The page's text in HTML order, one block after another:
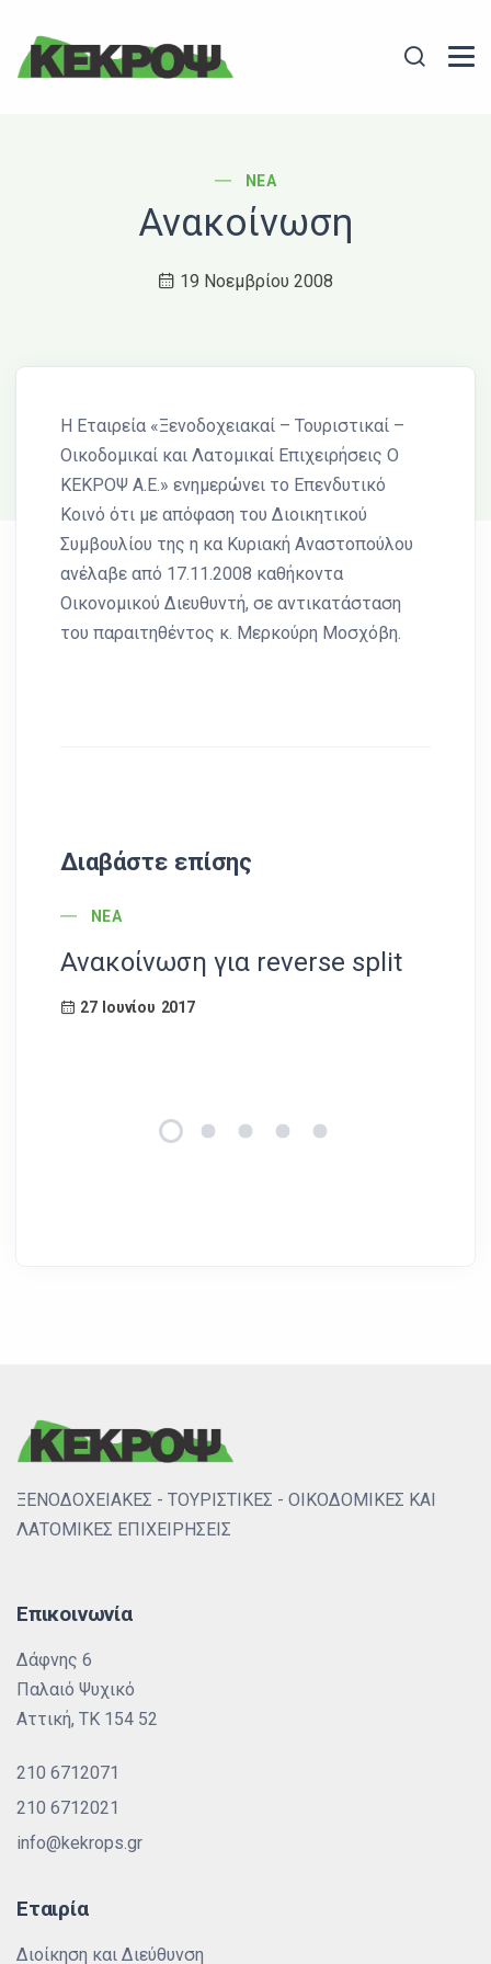
Header Logo Search
POST CATEGORY
ΝΈΑ
Ανακοίνωση
19 Νοεμβρίου 2008
Η Εταιρεία «Ξενοδοχειακαί – Τουριστικαί –
Οικοδομικαί και Λατομικαί Επιχειρήσεις Ο
ΚΕΚΡΟΨ Α.Ε.» ενημερώνει το Επενδυτικό
Κοινό ότι με απόφαση του Διοικητικού
Συμβουλίου της η κα Κυριακή Αναστοπούλου
ανέλαβε από 17.11.2008 καθήκοντα
Οικονομικού Διευθυντή, σε αντικατάσταση
του παραιτηθέντος κ. Μερκούρη Μοσχόβη.
Διαβάστε επίσης
POST CATEGORY
ΝΈΑ
Ανακοίνωση για reverse split
27 Ιουνίου 2017
ΞΕΝΟΔΟΧΕΙΑΚΕΣ - ΤΟΥΡΙΣΤΙΚΕΣ - ΟΙΚΟΔΟΜΙΚΕΣ ΚΑΙ
ΛΑΤΟΜΙΚΕΣ ΕΠΙΧΕΙΡΗΣΕΙΣ
Επικοινωνία
Δάφνης 6
Παλαιό Ψυχικό
Αττική, ΤΚ 154 52
210 6712071
210 6712021
info@kekrops.gr
Εταιρία
Διοίκηση και Διεύθυνση